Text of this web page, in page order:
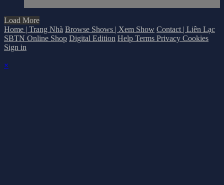
Load More
Home | Trang Nhà Browse Shows | Xem Show Contact | Liên Lạc
SBTN Online Shop Digital Edition Help Terms Privacy Cookies
Sign in
×